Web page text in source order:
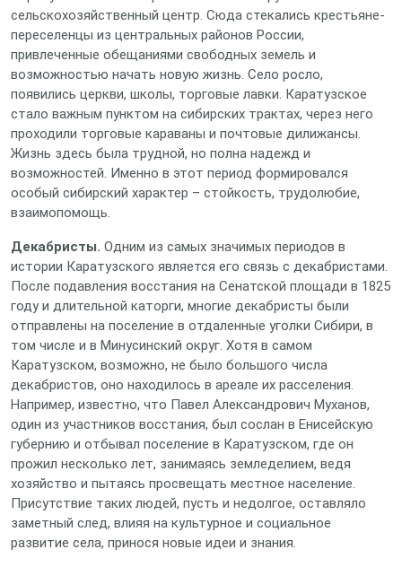
сельскохозяйственный центр. Сюда стекались крестьяне-
переселенцы из центральных районов России,
привлеченные обещаниями свободных земель и
возможностью начать новую жизнь. Село росло,
появились церкви, школы, торговые лавки. Каратузское
стало важным пунктом на сибирских трактах, через него
проходили торговые караваны и почтовые дилижансы.
Жизнь здесь была трудной, но полна надежд и
возможностей. Именно в этот период формировался
особый сибирский характер – стойкость, трудолюбие,
взаимопомощь.
Декабристы. Одним из самых значимых периодов в
истории Каратузского является его связь с декабристами.
После подавления восстания на Сенатской площади в 1825
году и длительной каторги, многие декабристы были
отправлены на поселение в отдаленные уголки Сибири, в
том числе и в Минусинский округ. Хотя в самом
Каратузском, возможно, не было большого числа
декабристов, оно находилось в ареале их расселения.
Например, известно, что Павел Александрович Муханов,
один из участников восстания, был сослан в Енисейскую
губернию и отбывал поселение в Каратузском, где он
прожил несколько лет, занимаясь земледелием, ведя
хозяйство и пытаясь просвещать местное население.
Присутствие таких людей, пусть и недолгое, оставляло
заметный след, влияя на культурное и социальное
развитие села, принося новые идеи и знания.